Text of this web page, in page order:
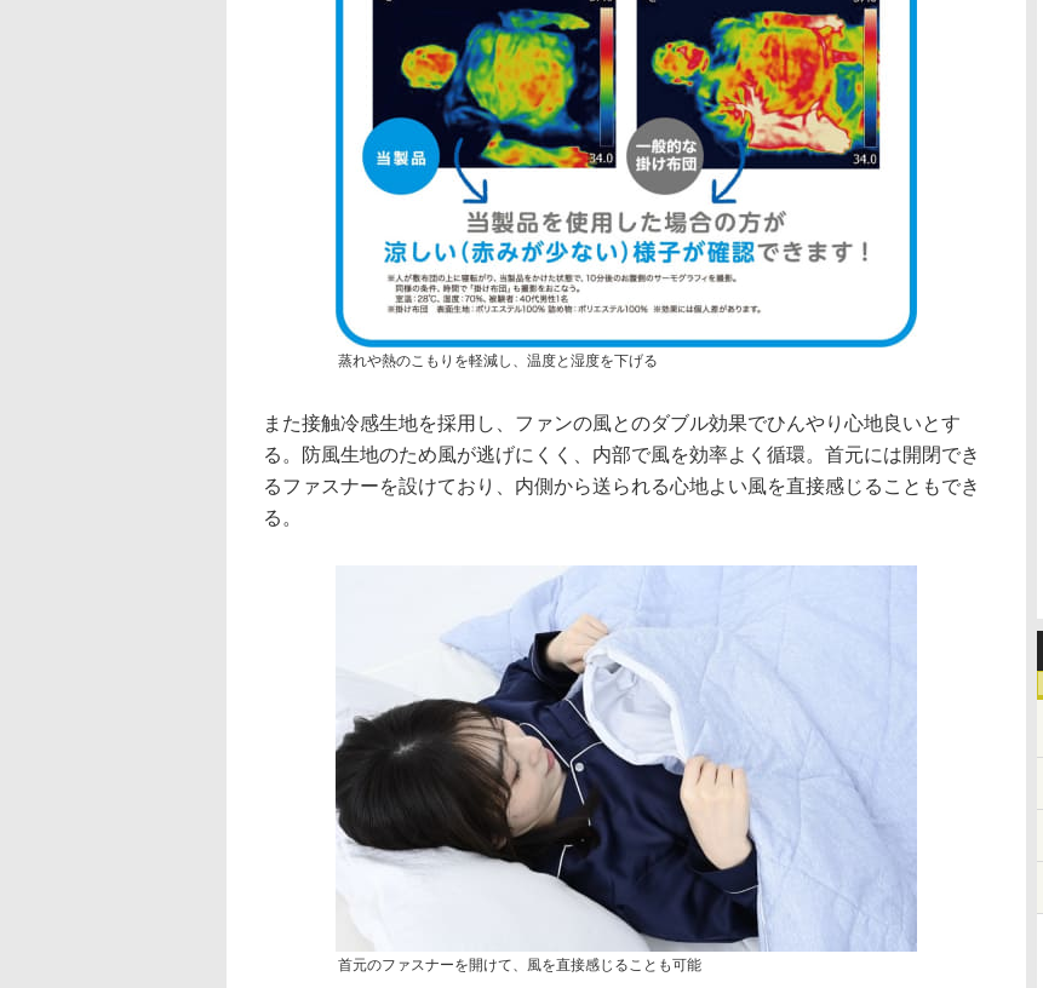
蒸れや熱のこもりを軽減し、温度と湿度を下げる
また接触冷感生地を採用し、ファンの風とのダブル効果でひんやり心地良いとす
る。防風生地のため風が逃げにくく、内部で風を効率よく循環。首元には開閉でき
るファスナーを設けており、内側から送られる心地よい風を直接感じることもでき
る。
首元のファスナーを開けて、風を直接感じることも可能